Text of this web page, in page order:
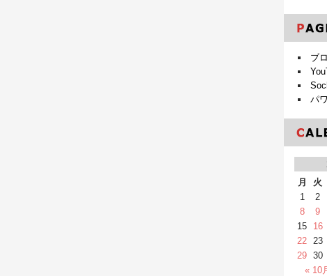
ブ
パ
月
火
« 10
1 2
8
9
15
16
22 23
29 30